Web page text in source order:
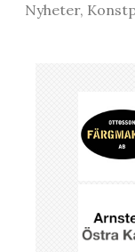
Nyheter,